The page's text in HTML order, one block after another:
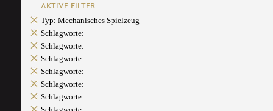
AKTIVE FILTER
Typ: Mechanisches Spielzeug
Schlagworte:
Schlagworte:
Schlagworte:
Schlagworte:
Schlagworte:
Schlagworte: